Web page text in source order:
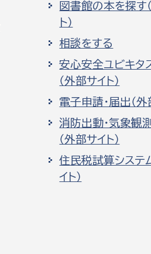
図書館の本を探す
ト）
相談をする
安心安全ユビキタ
（外部サイト）
電子申請・届出（外
消防出動・気象観
（外部サイト）
住民税試算システ
イト）